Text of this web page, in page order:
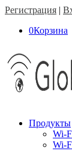
Регистрация |
0Корзина
Продукты
Wi-
Wi-